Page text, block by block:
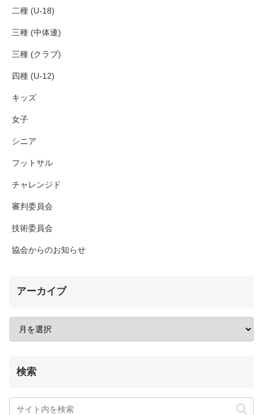
二種 (U-18)
三種 (中体連)
三種 (クラブ)
四種 (U-12)
キッズ
女子
シニア
フットサル
チャレンジド
審判委員会
技術委員会
協会からのお知らせ
アーカイブ
検索